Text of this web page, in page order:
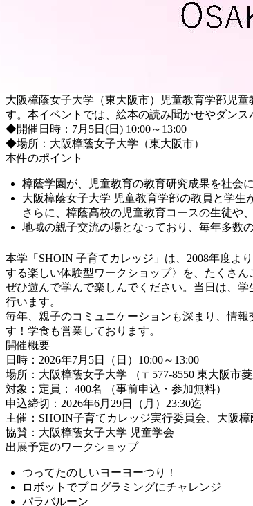
大阪樟蔭女子大学（東大阪市）児童教育学部児
す。本イベントでは、絵本の読み聞かせやダン
◆開催日時：7月5日(日) 10:00～13:00
◆場所：大阪樟蔭女子大学（東大阪市）
本件のポイント
樟蔭学園が、児童教育の教育研究成果を社会
大阪樟蔭女子大学 児童教育学部の教員と学生
さらに、樟蔭高校の児童教育コースの生徒や
地域の親子交流の場となっており、毎年多数
本学「SHOIN 子育てカレッジ」は、2008年度よ
する楽しい体験型ワークショップ〉を、たくさん
ぜひ遊んで学んで楽しんでください。当日は、
行います。
毎年、親子のコミュニケーションも深まり、情
す！学食も営業しております。
開催概要
日時：2026年7月5日（日）10:00～13:00
場所：大阪樟蔭女子大学 （〒577-8550 東大阪市菱
対象：定員： 400名 （事前申込・参加無料）
申込締切：2026年6月29日（月）23:30迄
主催：SHOIN子育てカレッジ実行委員会、大阪
協賛：大阪樟蔭女子大学 児童学会
出展予定のワークショップ
つってたのしいヨーヨーつり！
ロボットでプログラミングにチャレンジ
パラバルーン